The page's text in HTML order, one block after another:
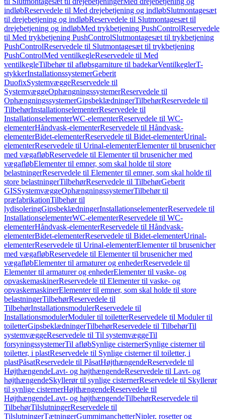
indløbReservedele til Med drejebetjening og indløbSlutmontagesæt
til drejebetjening og indløbReservedele til Slutmontagesæt til
drejebetjening og indløbMed trykbetjening PushControlReservedele
til Med trykbetjening PushControlSlutmontagesæt til trykbetjening
PushControlReservedele til Slutmontagesæt til trykbetjening
PushControlMed ventilkegleReservedele til Med
ventilkegleTilbehør til afløbsgarniture til badekarVentilkeglerT-
stykkerInstallationssystemerGeberit
DuofixSystemvæggeReservedele til
SystemvæggeOphængningssystemerReservedele til
OphængningssystemerGipsbeklædningerTilbehørReservedele til
TilbehørInstallationselementerReservedele til
InstallationselementerWC-elementerReservedele til WC-
elementerHåndvask-elementerReservedele til Håndvask-
elementerBidet-elementerReservedele til Bidet-elementerUrinal-
elementerReservedele til Urinal-elementerElementer til brusenicher
med vægafløbReservedele til Elementer til brusenicher med
vægafløbElementer til emner, som skal holde til store
belastningerReservedele til Elementer til emner, som skal holde til
store belastningerTilbehørReservedele til TilbehørGeberit
GISSystemvæggeOphængningssystemerTilbehør til
præfabrikationTilbehør til
lydisoleringGipsbeklædningerInstallationselementerReservedele til
InstallationselementerWC-elementerReservedele til WC-
elementerHåndvask-elementerReservedele til Håndvask-
elementerBidet-elementerReservedele til Bidet-elementerUrinal-
elementerReservedele til Urinal-elementerElementer til brusenicher
med vægafløbReservedele til Elementer til brusenicher med
vægafløbElementer til armaturer og enhederReservedele til
Elementer til armaturer og enhederElementer til vaske- og
opvaskemaskinerReservedele til Elementer til vaske- og
opvaskemaskinerElementer til emner, som skal holde til store
belastningerTilbehørReservedele til
TilbehørInstallationsmodulerReservedele til
InstallationsmodulerModuler til toiletterReservedele til Moduler til
toiletterGipsbeklædningerTilbehørReservedele til TilbehørTil
systemvæggeReservedele til Til systemvæggeTil
forsyningssystemerTil afløbSynlige cisternerSynlige cisterner til
toiletter, i plastReservedele til Synlige cisterner til toiletter, i
plastPåsatReservedele til PåsatHøjthængendeReservedele til
HøjthængendeLavt- og højthængendeReservedele til Lavt- og
højthængendeSkyllerør til synlige cisternerReservedele til Skyllerør
til synlige cisternerHøjthængendeReservedele til
HøjthængendeLavt- og højthængendeTilbehørReservedele til
TilbehørTilslutningerReservedele til
TilslutningerTætningerGummimanchetterNipler, rosetter og